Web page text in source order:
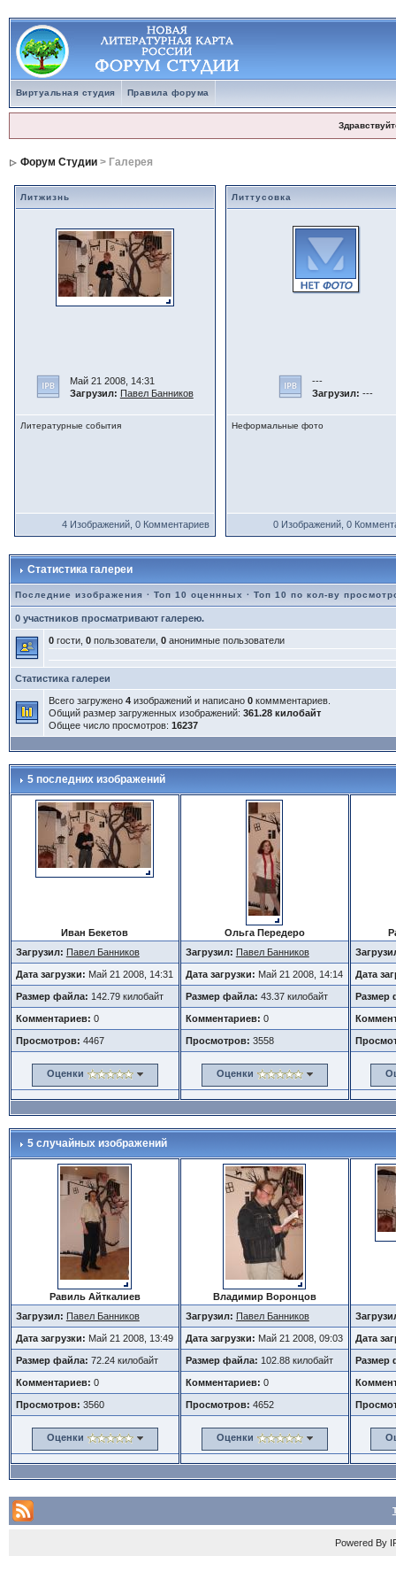
Виртуальная студия Правила форума
Форум Студии> Галерея
Литжизнь
Май 21 2008, 14:31
Загрузил: Павел Банников
Литературные события
4 Изображений, 0 Комментариев
Литтусовка
---
Загрузил: ---
Неформальные фото
0 Изображений, 0
Статистика галереи
Последние изображения · Топ 10 оценнных · Топ 10 по кол-ву
0 участников просматривают галерею.
0гости, 0пользователи, 0анонимные пользователи
Статистика галереи
Всего загружено 4изображений и написано 0коммментариев.
Общий размер загруженных изображений: 361.28 килобайт
Общее число просмотров: 16237
5 последних изображений
Иван Бекетов
Загрузил: Павел Банников
Дата загрузки: Май 21 2008, 14:31
Размер файла: 142.79 килобайт
Комментариев: 0
Просмотров: 4467
Оценки
Ольга Передеро
Загрузил: Павел Банников
Дата загрузки: Май 21 2008, 14:14
Размер файла: 43.37 килобайт
Комментариев: 0
Просмотров: 3558
Оценки
Дата
Размер
5 случайных изображений
Равиль Айткалиев
Загрузил: Павел Банников
Дата загрузки: Май 21 2008, 13:49
Размер файла: 72.24 килобайт
Комментариев: 0
Просмотров: 3560
Оценки
Владимир Воронцов
Загрузил: Павел Банников
Дата загрузки: Май 21 2008, 09:03
Размер файла: 102.88 килобайт
Комментариев: 0
Просмотров: 4652
Оценки
Дата
Размер
Powered By